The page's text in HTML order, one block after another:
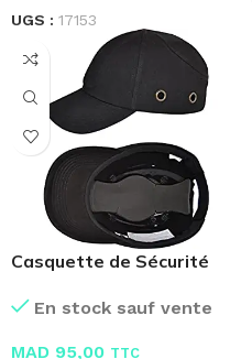
UGS : 17153
Casquette de Sécurité
En stock sauf vente
MAD 95,00 TTC